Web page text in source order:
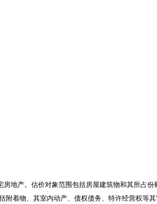
地产。估价对象范围包括房屋建筑物和其所占份
附着物、其室内动产、债权债务、特许经营权等其